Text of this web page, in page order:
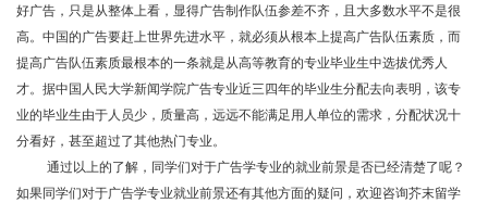
好广告，只是从整体上看，显得广告制作队伍参差不齐，且大多数水平不是很
高。中国的广告要赶上世界先进水平，就必须从根本上提高广告队伍素质，而
提高广告队伍素质最根本的一条就是从高等教育的专业毕业生中选拔优秀人
才。据中国人民大学新闻学院广告专业近三四年的毕业生分配去向表明，该专
业的毕业生由于人员少，质量高，远远不能满足用人单位的需求，分配状况十
分看好，甚至超过了其他热门专业。
通过以上的了解，同学们对于广告学专业的就业前景是否已经清楚了呢？
如果同学们对于广告学专业就业前景还有其他方面的疑问，欢迎咨询芥末留学